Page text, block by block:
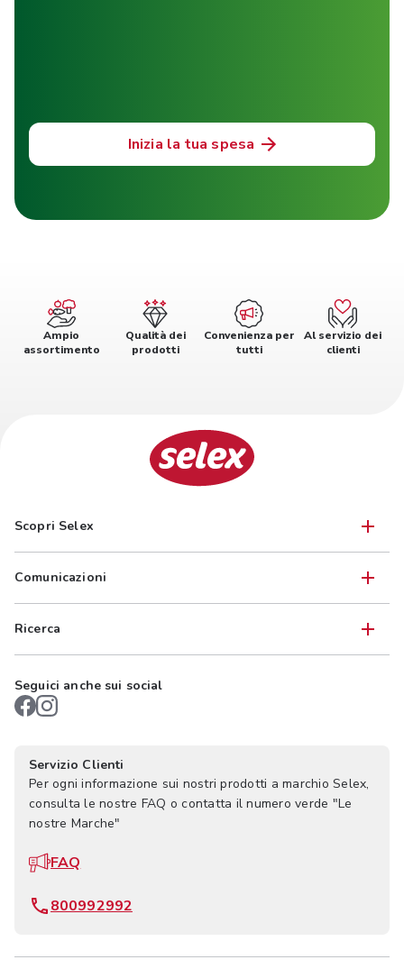
Inizia la tua spesa
Ampio
assortimento
Qualità dei
prodotti
Convenienza per
tutti
Al servizio dei
clienti
Scopri Selex
Comunicazioni
Ricerca
Seguici anche sui social
Servizio Clienti
Per ogni informazione sui nostri prodotti a marchio Selex,
consulta le nostre FAQ o contatta il numero verde "Le
nostre Marche"
FAQ
800992992